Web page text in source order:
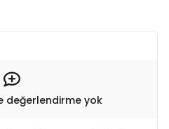
değerlendirme yok